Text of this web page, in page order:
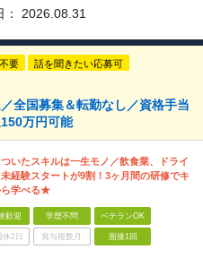
2026.08.31
要 話を聞きたい応募可
全国募集＆転勤なし／資格手当
万円可能
いたスキルは一生モノ／飲食業、ドライ
経験スタートが9割！3ヶ月間の研修でキ
ら学べる★
歓迎 学歴不問 ベテランOK
休2日 賞与複数月 面接1回